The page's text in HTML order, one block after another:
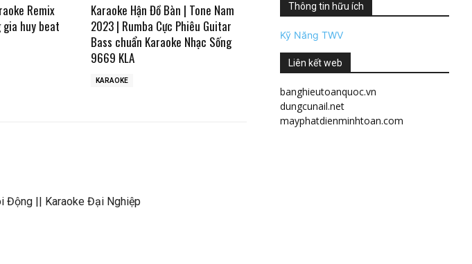
Remix
gia huy beat
Karaoke Hận Đồ Bàn | Tone Nam
2023 | Rumba Cực Phiêu Guitar
Bass chuẩn Karaoke Nhạc Sống
9669 KLA
KARAOKE
Động || Karaoke Đại Nghiệp
Thông tin hữu ích
Kỹ Năng TWV
Liên kết web
banghieutoanquoc.vn
dungcunail.net
mayphatdienminhtoan.com